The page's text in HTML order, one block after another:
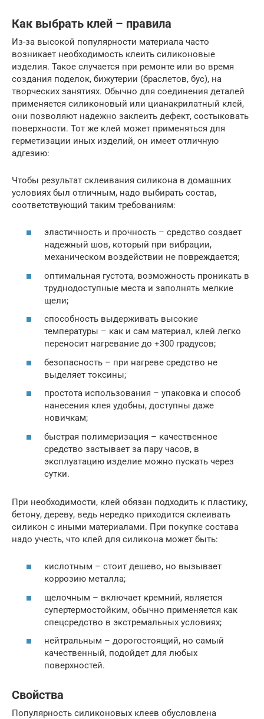
Как выбрать клей – правила
Из-за высокой популярности материала часто
возникает необходимость клеить силиконовые
изделия. Такое случается при ремонте или во время
создания поделок, бижутерии (браслетов, бус), на
творческих занятиях. Обычно для соединения деталей
применяется силиконовый или цианакрилатный клей,
они позволяют надежно заклеить дефект, состыковать
поверхности. Тот же клей может применяться для
герметизации иных изделий, он имеет отличную
адгезию:
Чтобы результат склеивания силикона в домашних
условиях был отличным, надо выбирать состав,
соответствующий таким требованиям:
эластичность и прочность – средство создает
надежный шов, который при вибрации,
механическом воздействии не повреждается;
оптимальная густота, возможность проникать в
труднодоступные места и заполнять мелкие
щели;
способность выдерживать высокие
температуры – как и сам материал, клей легко
переносит нагревание до +300 градусов;
безопасность – при нагреве средство не
выделяет токсины;
простота использования – упаковка и способ
нанесения клея удобны, доступны даже
новичкам;
быстрая полимеризация – качественное
средство застывает за пару часов, в
эксплуатацию изделие можно пускать через
сутки.
При необходимости, клей обязан подходить к пластику,
бетону, дереву, ведь нередко приходится склеивать
силикон с иными материалами. При покупке состава
надо учесть, что клей для силикона может быть:
кислотным – стоит дешево, но вызывает
коррозию металла;
щелочным – включает кремний, является
супертермостойким, обычно применяется как
спецсредство в экстремальных условиях;
нейтральным – дорогостоящий, но самый
качественный, подойдет для любых
поверхностей.
Свойства
Популярность силиконовых клеев обусловлена